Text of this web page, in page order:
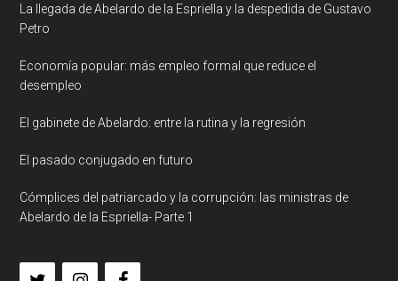
La llegada de Abelardo de la Espriella y la despedida de Gustavo
Petro
Economía popular: más empleo formal que reduce el
desempleo
El gabinete de Abelardo: entre la rutina y la regresión
El pasado conjugado en futuro
Cómplices del patriarcado y la corrupción: las ministras de
Abelardo de la Espriella- Parte 1